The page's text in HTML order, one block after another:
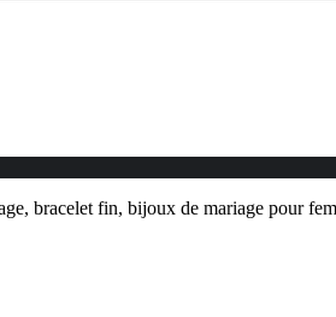
bracelet fin, bijoux de mariage pour